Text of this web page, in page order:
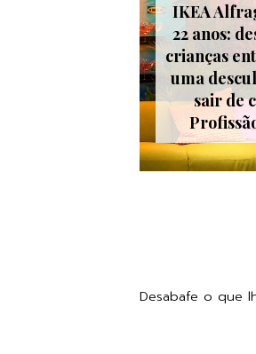
IKEA
22 anos:
crianças
uma
sair de
Desabafe o que